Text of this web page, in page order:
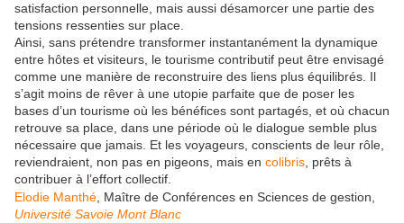
satisfaction personnelle, mais aussi désamorcer une partie des
tensions ressenties sur place.
Ainsi, sans prétendre transformer instantanément la dynamique
entre hôtes et visiteurs, le tourisme contributif peut être envisagé
comme une manière de reconstruire des liens plus équilibrés. Il
s’agit moins de rêver à une utopie parfaite que de poser les
bases d’un tourisme où les bénéfices sont partagés, et où chacun
retrouve sa place, dans une période où le dialogue semble plus
nécessaire que jamais. Et les voyageurs, conscients de leur rôle,
reviendraient, non pas en pigeons, mais en colibris, prêts à
contribuer à l’effort collectif.
Elodie Manthé, Maître de Conférences en Sciences de gestion,
Université Savoie Mont Blanc